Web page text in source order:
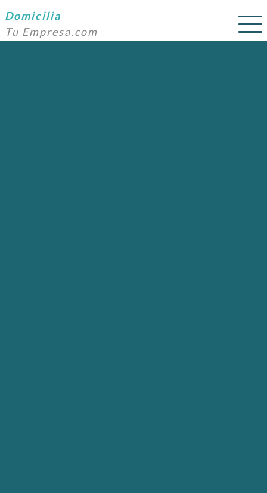
Domicilia
Tu Empresa.com